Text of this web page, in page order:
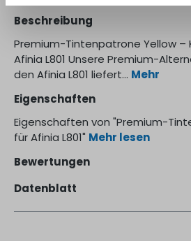
Beschreibung
Premium-Tintenpatrone Yellow
Afinia L801 Unsere Premium-
den Afinia L801 liefert… Mehr
Eigenschaften
Eigenschaften von "Premium-
für Afinia L801" Mehr lesen
Bewertungen
Datenblatt